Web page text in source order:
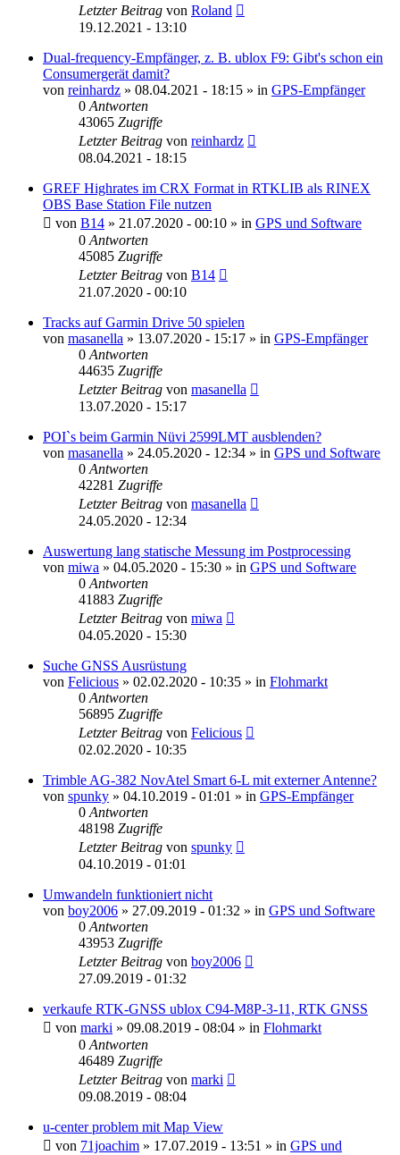
Letzter Beitrag von Roland
19.12.2021 - 13:10
Dual-frequency-Empfänger, z. B. ublox F9: Gibt's schon ein
Consumergerät damit?
von reinhardz » 08.04.2021 - 18:15 » in GPS-Empfänger
0 Antworten
43065 Zugriffe
Letzter Beitrag von reinhardz
08.04.2021 - 18:15
GREF Highrates im CRX Format in RTKLIB als RINEX
OBS Base Station File nutzen
von B14 » 21.07.2020 - 00:10 » in GPS und Software
0 Antworten
45085 Zugriffe
Letzter Beitrag von B14
21.07.2020 - 00:10
Tracks auf Garmin Drive 50 spielen
von masanella » 13.07.2020 - 15:17 » in GPS-Empfänger
0 Antworten
44635 Zugriffe
Letzter Beitrag von masanella
13.07.2020 - 15:17
POI`s beim Garmin Nüvi 2599LMT ausblenden?
von masanella » 24.05.2020 - 12:34 » in GPS und Software
0 Antworten
42281 Zugriffe
Letzter Beitrag von masanella
24.05.2020 - 12:34
Auswertung lang statische Messung im Postprocessing
von miwa » 04.05.2020 - 15:30 » in GPS und Software
0 Antworten
41883 Zugriffe
Letzter Beitrag von miwa
04.05.2020 - 15:30
Suche GNSS Ausrüstung
von Felicious » 02.02.2020 - 10:35 » in Flohmarkt
0 Antworten
56895 Zugriffe
Letzter Beitrag von Felicious
02.02.2020 - 10:35
Trimble AG-382 NovAtel Smart 6-L mit externer Antenne?
von spunky » 04.10.2019 - 01:01 » in GPS-Empfänger
0 Antworten
48198 Zugriffe
Letzter Beitrag von spunky
04.10.2019 - 01:01
Umwandeln funktioniert nicht
von boy2006 » 27.09.2019 - 01:32 » in GPS und Software
0 Antworten
43953 Zugriffe
Letzter Beitrag von boy2006
27.09.2019 - 01:32
verkaufe RTK-GNSS ublox C94-M8P-3-11, RTK GNSS
von marki » 09.08.2019 - 08:04 » in Flohmarkt
0 Antworten
46489 Zugriffe
Letzter Beitrag von marki
09.08.2019 - 08:04
u-center problem mit Map View
von 71joachim » 17.07.2019 - 13:51 » in GPS und